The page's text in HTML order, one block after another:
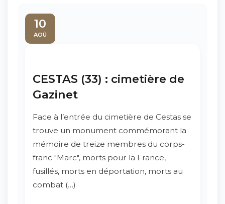
10
AOÛ
CESTAS (33) : cimetière de
Gazinet
Face à l’entrée du cimetière de Cestas se
trouve un monument commémorant la
mémoire de treize membres du corps-
franc "Marc", morts pour la France,
fusillés, morts en déportation, morts au
combat (…)